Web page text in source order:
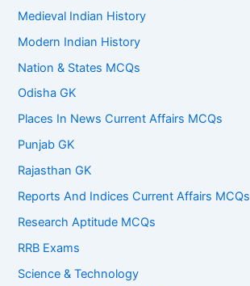
Medieval Indian History
Modern Indian History
Nation & States MCQs
Odisha GK
Places In News Current Affairs MCQs
Punjab GK
Rajasthan GK
Reports And Indices Current Affairs MCQs
Research Aptitude MCQs
RRB Exams
Science & Technology